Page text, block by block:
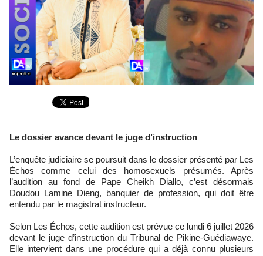
Le dossier avance devant le juge d’instruction
L’enquête judiciaire se poursuit dans le dossier présenté par Les
Échos comme celui des homosexuels présumés. Après
l’audition au fond de Pape Cheikh Diallo, c’est désormais
Doudou Lamine Dieng, banquier de profession, qui doit être
entendu par le magistrat instructeur.
Selon Les Échos, cette audition est prévue ce lundi 6 juillet 2026
devant le juge d’instruction du Tribunal de Pikine-Guédiawaye.
Elle intervient dans une procédure qui a déjà connu plusieurs